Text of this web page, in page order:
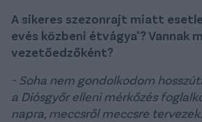
A sikeres szezonrajt miatt
evés közbeni étvágya"? Vannak
vezetőedzőként?
- Soha nem gondolkodom
a Diósgyőr elleni mérkőzés
napra, meccsről meccsre tervezek.